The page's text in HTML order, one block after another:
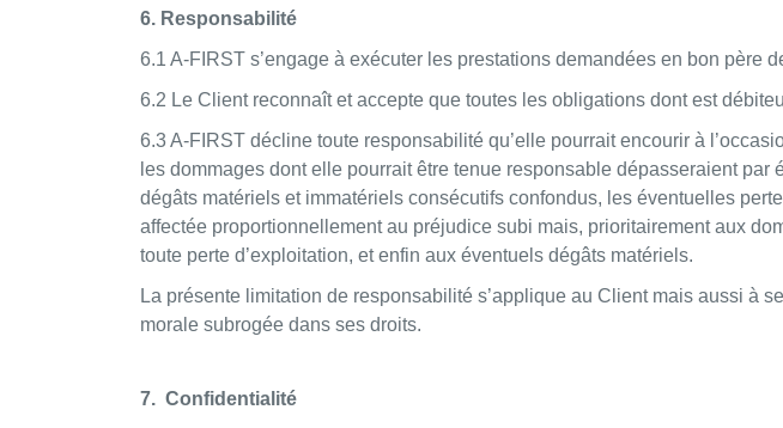
6. Responsabilité
6.1 A-FIRST s’engage à exécuter les prestations demandées en bon père
6.2 Le Client reconnaît et accepte que toutes les obligations dont est
6.3 A-FIRST décline toute responsabilité qu’elle pourrait encourir à
les dommages dont elle pourrait être tenue responsable dépasseraient
dégâts matériels et immatériels consécutifs confondus, les éventuelles
affectée proportionnellement au préjudice subi mais, prioritairement aux
toute perte d’exploitation, et enfin aux éventuels dégâts matériels.
La présente limitation de responsabilité s’applique au Client mais aussi à
morale subrogée dans ses droits.
7. Confidentialité